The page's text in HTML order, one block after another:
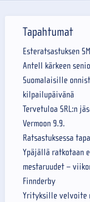
Tapahtumat
Esteratsastuksen
Antell kärkeen
Suomalaisille
kilpailupäivänä
Tervetuloa SRL:n
Vermoon 9.9.
Ratsastuksessa
Ypäjällä ratkotaan
mestaruudet –
Finnderby
Yrityksille velvoite